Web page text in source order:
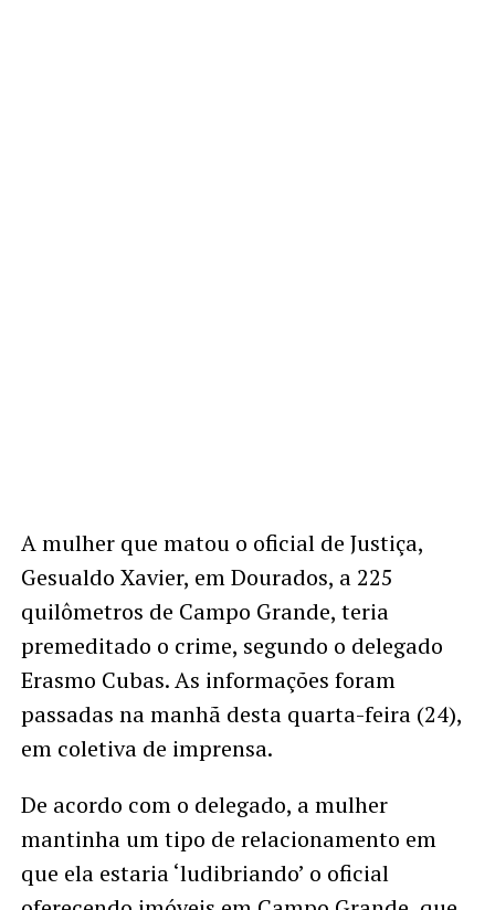
A mulher que matou o oficial de Justiça,
Gesualdo Xavier, em Dourados, a 225
quilômetros de Campo Grande, teria
premeditado o crime, segundo o delegado
Erasmo Cubas. As informações foram
passadas na manhã desta quarta-feira (24),
em coletiva de imprensa.
De acordo com o delegado, a mulher
mantinha um tipo de relacionamento em
que ela estaria ‘ludibriando’ o oficial